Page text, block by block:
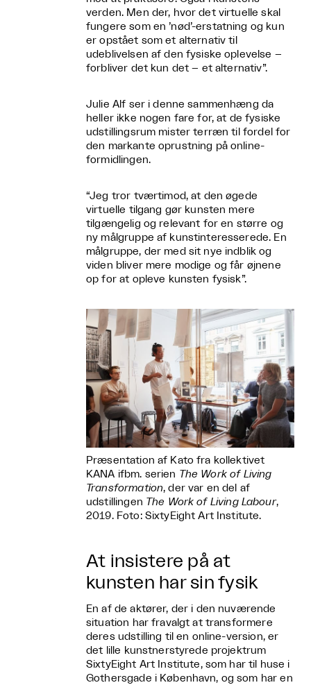
verden. Men der, hvor det virtuelle skal
fungere som en ’nød’-erstatning og kun
er opstået som et alternativ til
udeblivelsen af den fysiske oplevelse –
forbliver det kun det – et alternativ”.
Julie Alf ser i denne sammenhæng da
heller ikke nogen fare for, at de fysiske
udstillingsrum mister terræn til fordel for
den markante oprustning på online-
formidlingen.
“Jeg tror tværtimod, at den øgede
virtuelle tilgang gør kunsten mere
tilgængelig og relevant for en større og
ny målgruppe af kunstinteresserede. En
målgruppe, der med sit nye indblik og
viden bliver mere modige og får øjnene
op for at opleve kunsten fysisk”.
Præsentation af Kato fra kollektivet
KANA ifbm. serien The Work of Living
Transformation, der var en del af
udstillingen The Work of Living Labour,
2019. Foto: SixtyEight Art Institute.
At insistere på at
kunsten har sin fysik
En af de aktører, der i den nuværende
situation har fravalgt at transformere
deres udstilling til en online-version, er
det lille kunstnerstyrede projektrum
SixtyEight Art Institute, som har til huse i
Gothersgade i København, og som har en